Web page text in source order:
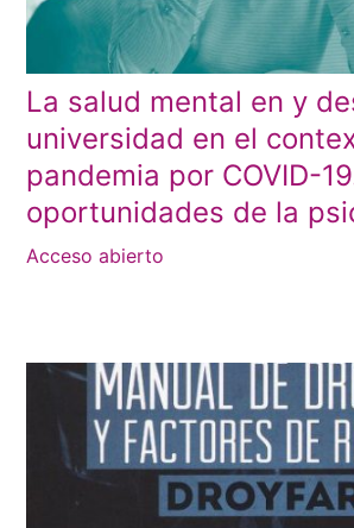
La salud mental en y
universidad en el
pandemia por COVID-
oportunidades de la
Acceso abierto